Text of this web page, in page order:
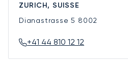
ZURICH, SUISSE
Dianastrasse 5 8002
+41 44 810 12 12